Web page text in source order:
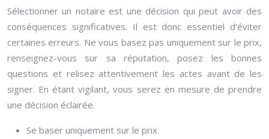
Sélectionner un notaire est une décision qui peut avoir des
conséquences significatives. Il est donc essentiel d’éviter
certaines erreurs. Ne vous basez pas uniquement sur le prix,
renseignez-vous sur sa réputation, posez les bonnes
questions et relisez attentivement les actes avant de les
signer. En étant vigilant, vous serez en mesure de prendre
une décision éclairée.
Se baser uniquement sur le prix.